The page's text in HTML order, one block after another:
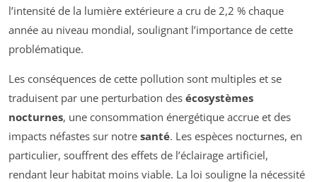
l’intensité de la lumière extérieure a cru de 2,2 % chaque
année au niveau mondial, soulignant l’importance de cette
problématique.
Les conséquences de cette pollution sont multiples et se
traduisent par une perturbation des écosystèmes
nocturnes, une consommation énergétique accrue et des
impacts néfastes sur notre santé. Les espèces nocturnes, en
particulier, souffrent des effets de l’éclairage artificiel,
rendant leur habitat moins viable. La loi souligne la nécessité